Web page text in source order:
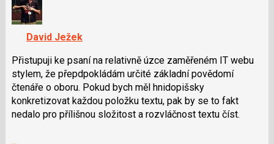
názor
názor.
K
navigaci
lze
použít
i
klávesy
N
pro
David Ježek
Přistupuji ke psaní na relativně úzce zaměřeném IT webu
stylem, že přepdpokládám určité základní povědomí
čtenáře o oboru. Pokud bych měl hnidopišsky
konkretizovat každou položku textu, pak by se to fakt
nedalo pro přílišnou složitost a rozvláčnost textu číst.